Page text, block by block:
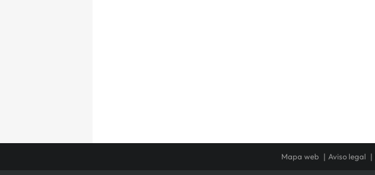
Mapa web Aviso legal